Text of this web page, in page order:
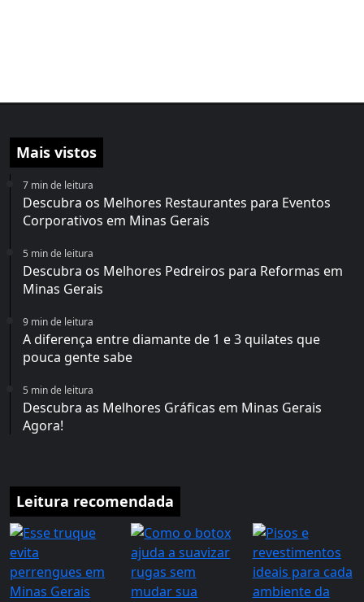
Mais vistos
7 min de leitura
Descubra os Melhores Restaurantes para Eventos
Corporativos em Minas Gerais
5 min de leitura
Descubra os Melhores Pedreiros para Reformas em
Minas Gerais
9 min de leitura
A diferença entre diamante de 1 e 3 quilates que
pouca gente sabe
5 min de leitura
Descubra as Melhores Gráficas em Minas Gerais
Agora!
Leitura recomendada